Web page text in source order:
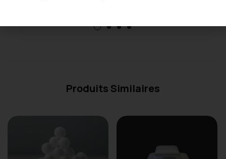
Produits Similaires